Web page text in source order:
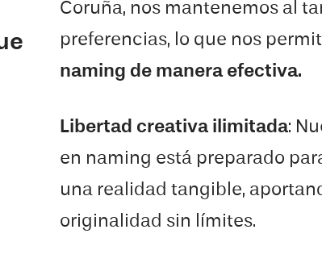
Coruña, nos mantenemos al
preferencias, lo que nos
naming de manera efectiva.
Libertad creativa ilimitada:
en naming está preparado
una realidad tangible,
originalidad sin límites.